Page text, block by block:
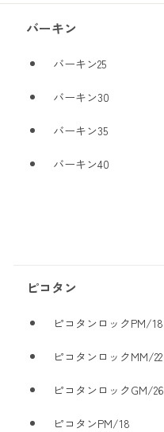
バーキン
バーキン25
バーキン30
バーキン35
バーキン40
ピコタン
ピコタンロックPM/18
ピコタンロックMM/22
ピコタンロックGM/26
ピコタンPM/18